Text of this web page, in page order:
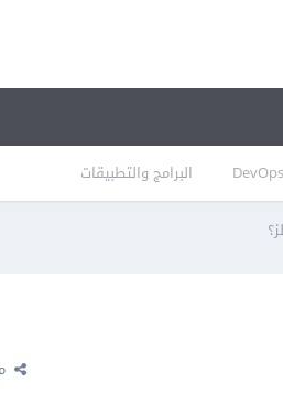
DevOps البرامج والتطبيقات